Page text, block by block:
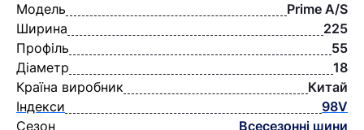
Модель
Prime A/S
Ширина
225
Профіль
55
Діаметр
18
Країна виробник
Китай
Індекси
98V
Сезон
Всесезонні шини